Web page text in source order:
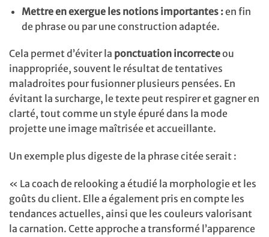
Mettre en exergue les notions importantes :en fin
de phrase ou par une construction adaptée.
Cela permet d’éviter la ponctuation incorrecteou
inappropriée, souvent le résultat de tentatives
maladroites pour fusionner plusieurs pensées. En
évitant la surcharge, le texte peut respirer et gagner en
clarté, tout comme un style épuré dans la mode
projette une image maîtrisée et accueillante.
Un exemple plus digeste de la phrase citée serait :
« La coach de relooking a étudié la morphologie et les
goûts du client. Elle a également pris en compte les
tendances actuelles, ainsi que les couleurs valorisant
la carnation. Cette approche a transformé l’apparence